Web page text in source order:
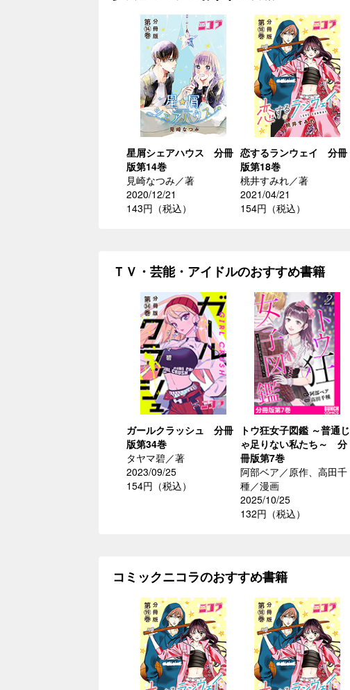
星屑シェアハウス 分冊
版第14巻
見崎なつみ／著
2020/12/21
143円（税込）
恋するランウェイ 分冊
版第18巻
桃井すみれ／著
2021/04/21
154円（税込）
ＴＶ・芸能・アイドルのおすすめ書籍
ガールクラッシュ 分冊
版第34巻
タヤマ碧／著
2023/09/25
154円（税込）
トウ狂女子図鑑 ～普通じ
ゃ足りない私たち～ 分
冊版第7巻
阿部ベア／原作、高田千
種／漫画
2025/10/25
132円（税込）
コミックニコラのおすすめ書籍